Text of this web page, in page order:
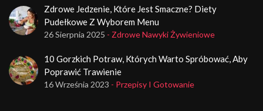
Zdrowe Jedzenie, Które Jest Smaczne? Diety
Pudełkowe Z Wyborem Menu
26 Sierpnia 2025 - Zdrowe Nawyki Żywieniowe
10 Gorzkich Potraw, Których Warto Spróbować, Aby
Poprawić Trawienie
16 Września 2023 - Przepisy I Gotowanie